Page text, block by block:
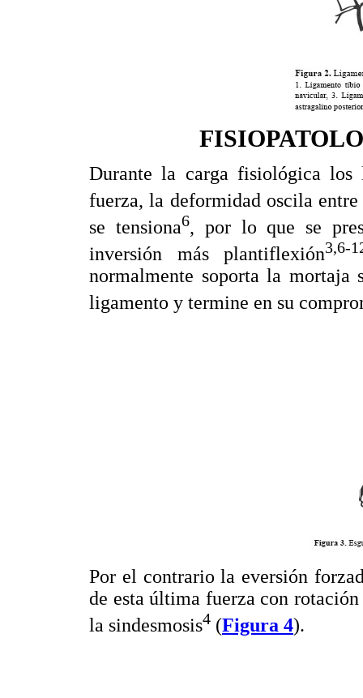
Durante la carga fisiológica
fuerza, la deformidad oscila
se tensiona6, por lo que se
inversión más plantiflexión3,6-
normalmente soporta la mortaja
ligamento y termine en su
Por el contrario la eversión
de esta última fuerza con
la sindesmosis4 (Figura 4).